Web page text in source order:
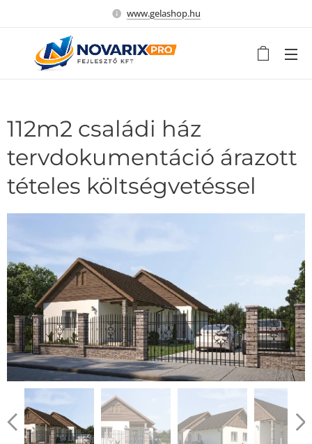
www.gelashop.hu
112m2 családi ház
tervdokumentáció árazott
tételes költségvetéssel